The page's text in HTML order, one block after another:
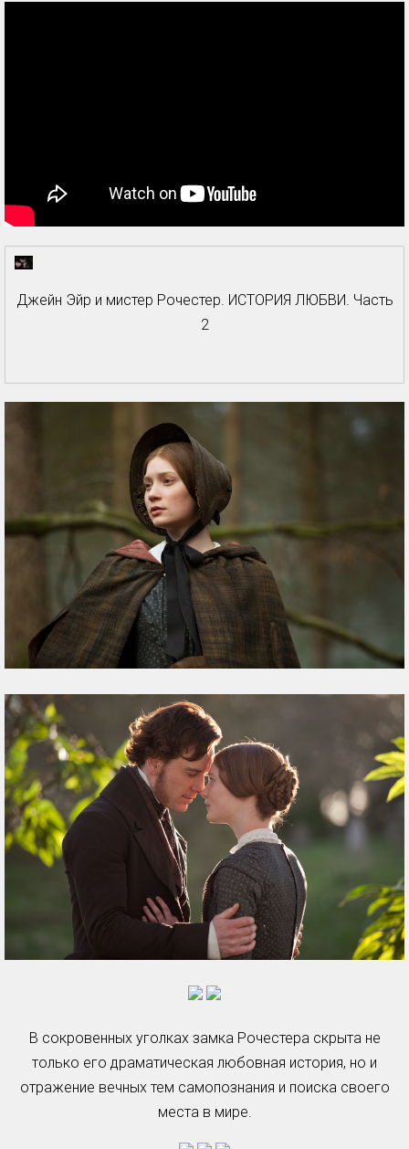
Джейн Эйр и мистер Рочестер. ИСТОРИЯ ЛЮБВИ. Часть
2
В сокровенных уголках замка Рочестера скрыта не
только его драматическая любовная история, но и
отражение вечных тем самопознания и поиска своего
места в мире.